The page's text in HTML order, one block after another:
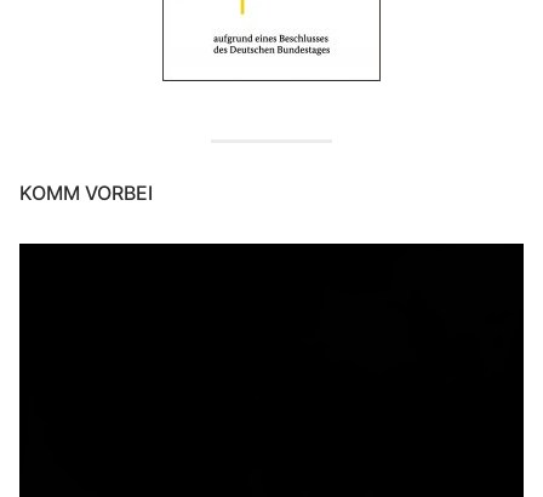
KOMM VORBEI